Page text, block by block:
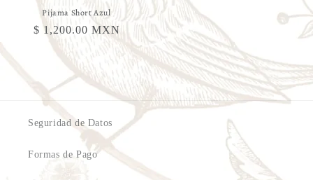
Pijama Short Azul
Precio
habitual
$ 1,200.00 MXN
Seguridad de Datos
Formas de Pago